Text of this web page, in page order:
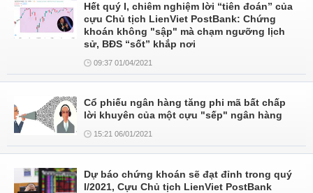
Hết quý I, chiêm nghiệm lời “tiên đoán” của
cựu Chủ tịch LienViet PostBank: Chứng
khoán không "sập" mà chạm ngưỡng lịch
sử, BĐS “sốt” khắp nơi
09:37 01/04/2021
Cổ phiếu ngân hàng tăng phi mã bất chấp
lời khuyên của một cựu "sếp" ngân hàng
15:21 06/01/2021
Dự báo chứng khoán sẽ đạt đỉnh trong quý
I/2021, Cựu Chủ tịch LienViet PostBank